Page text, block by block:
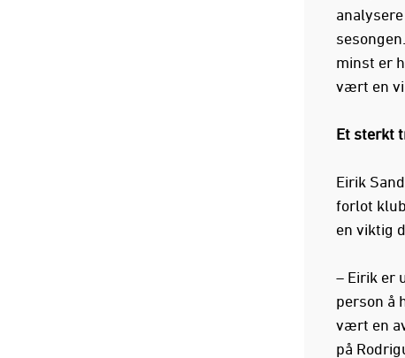
minst er
vært en
Et sterkt
Eirik
forlot
en viktig
– Eirik er
person å
vært en
på